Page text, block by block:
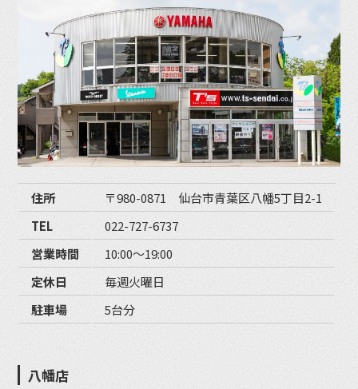
住所
〒980-0871 仙台市青葉区八幡5丁目2-1
TEL
022-727-6737
営業時間
10:00〜19:00
定休日
毎週火曜日
駐車場
5台分
八幡店